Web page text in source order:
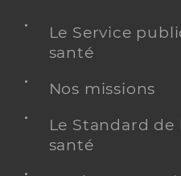
Le Service
santé
Nos missions
Le Standard de
santé